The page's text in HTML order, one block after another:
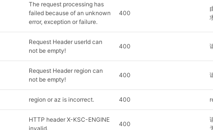
The request processing has
failed because of an unknown
error, exception or failure.
400
Request Header userId can
not be empty!
400
Request Header region can
not be empty!
400
region or az is incorrect. 400
HTTP header X-KSC-ENGINE
invalid.
400